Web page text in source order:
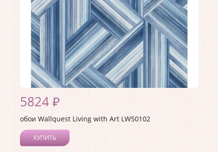
5824 ₽
обои Wallquest Living with Art LW50102
КУПИТЬ